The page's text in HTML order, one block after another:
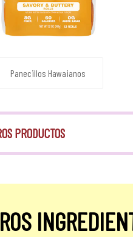
Panecillos Hawaianos
PRODUCTOS